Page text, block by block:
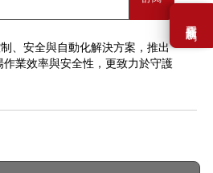
需要幫助嗎？
、安全與自動化解決方案，推出
業效率與安全性，更致力於守護